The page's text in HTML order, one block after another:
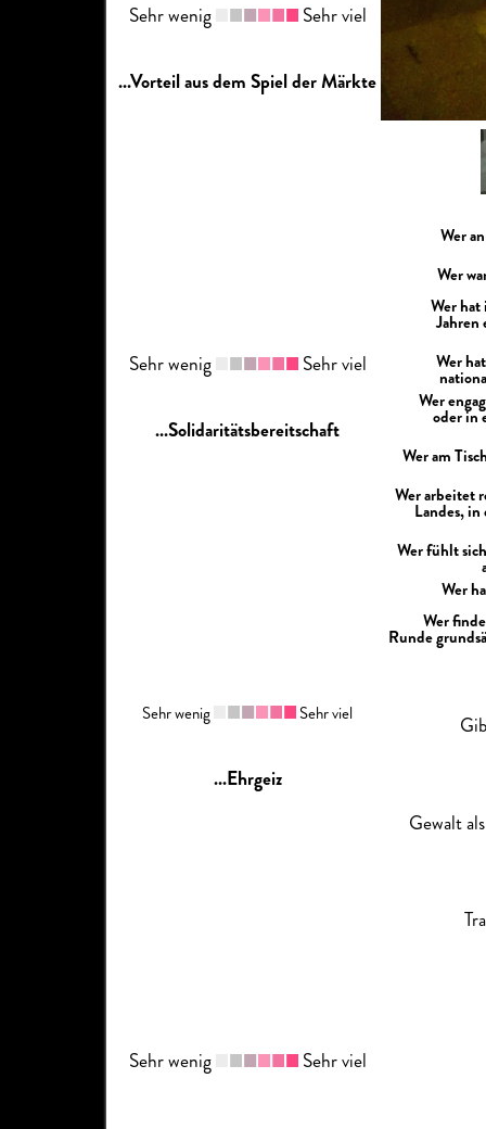
Sehr wenig Sehr viel
...Vorteil aus dem Spiel der Märkte
Sehr wenig Sehr viel
...Solidaritätsbereitschaft
Sehr wenig Sehr viel
...Ehrgeiz
Sehr wenig Sehr viel
Wer
Wer
Wer hat
Jahren
Wer
Wer
oder in
Wer am
Wer arbeitet
Landes,
Wer fühlt
Wer
Wer
Runde
Gewalt